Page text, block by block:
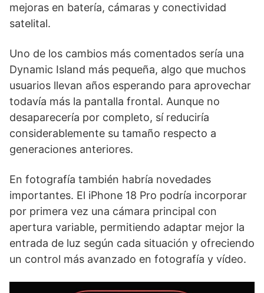
mejoras en batería, cámaras y conectividad
satelital.
Uno de los cambios más comentados sería una
Dynamic Island más pequeña, algo que muchos
usuarios llevan años esperando para aprovechar
todavía más la pantalla frontal. Aunque no
desaparecería por completo, sí reduciría
considerablemente su tamaño respecto a
generaciones anteriores.
En fotografía también habría novedades
importantes. El iPhone 18 Pro podría incorporar
por primera vez una cámara principal con
apertura variable, permitiendo adaptar mejor la
entrada de luz según cada situación y ofreciendo
un control más avanzado en fotografía y vídeo.